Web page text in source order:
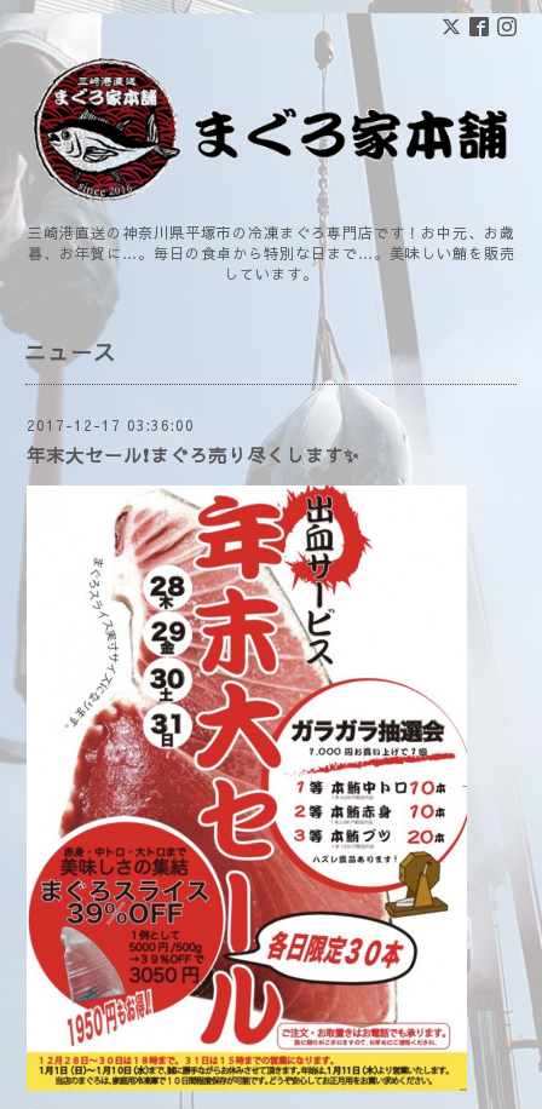
三崎港直送の神奈川県平塚市の冷凍まぐろ専門店です！お中元、お歳
暮、お年賀に…。毎日の食卓から特別な日まで…。美味しい鮪を販売
しています。
ニュース
2017-12-17 03:36:00
年末大セール❗まぐろ売り尽くします✨